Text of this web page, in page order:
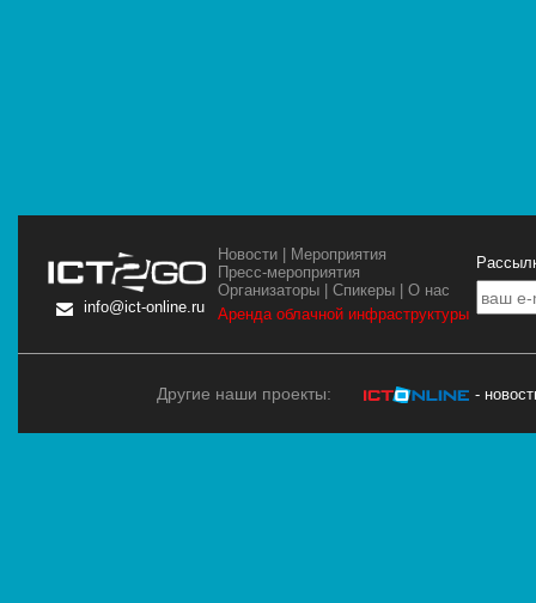
info@ict-online.ru
Новости
Мероприятия
Пресс-мероприятия
Организаторы |Спикеры |О нас
Аренда облачной инфраструктуры
Другие наши проекты: -